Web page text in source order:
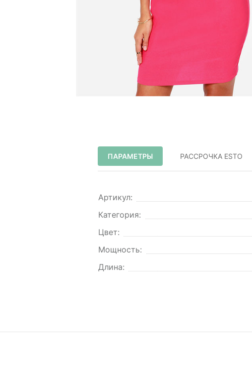
ПАРАМЕТРЫ РАССРОЧКА ESTO
Артикул:
Категория:
Цвет:
Мощность:
Длина: